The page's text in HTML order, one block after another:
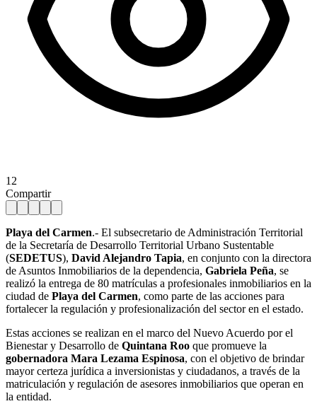
12
Compartir
Playa del Carmen.- El subsecretario de Administración Territorial
de la Secretaría de Desarrollo Territorial Urbano Sustentable
(SEDETUS), David Alejandro Tapia, en conjunto con la directora
de Asuntos Inmobiliarios de la dependencia, Gabriela Peña, se
realizó la entrega de 80 matrículas a profesionales inmobiliarios en la
ciudad de Playa del Carmen, como parte de las acciones para
fortalecer la regulación y profesionalización del sector en el estado.
Estas acciones se realizan en el marco del Nuevo Acuerdo por el
Bienestar y Desarrollo de Quintana Roo que promueve la
gobernadora Mara Lezama Espinosa, con el objetivo de brindar
mayor certeza jurídica a inversionistas y ciudadanos, a través de la
matriculación y regulación de asesores inmobiliarios que operan en
la entidad.